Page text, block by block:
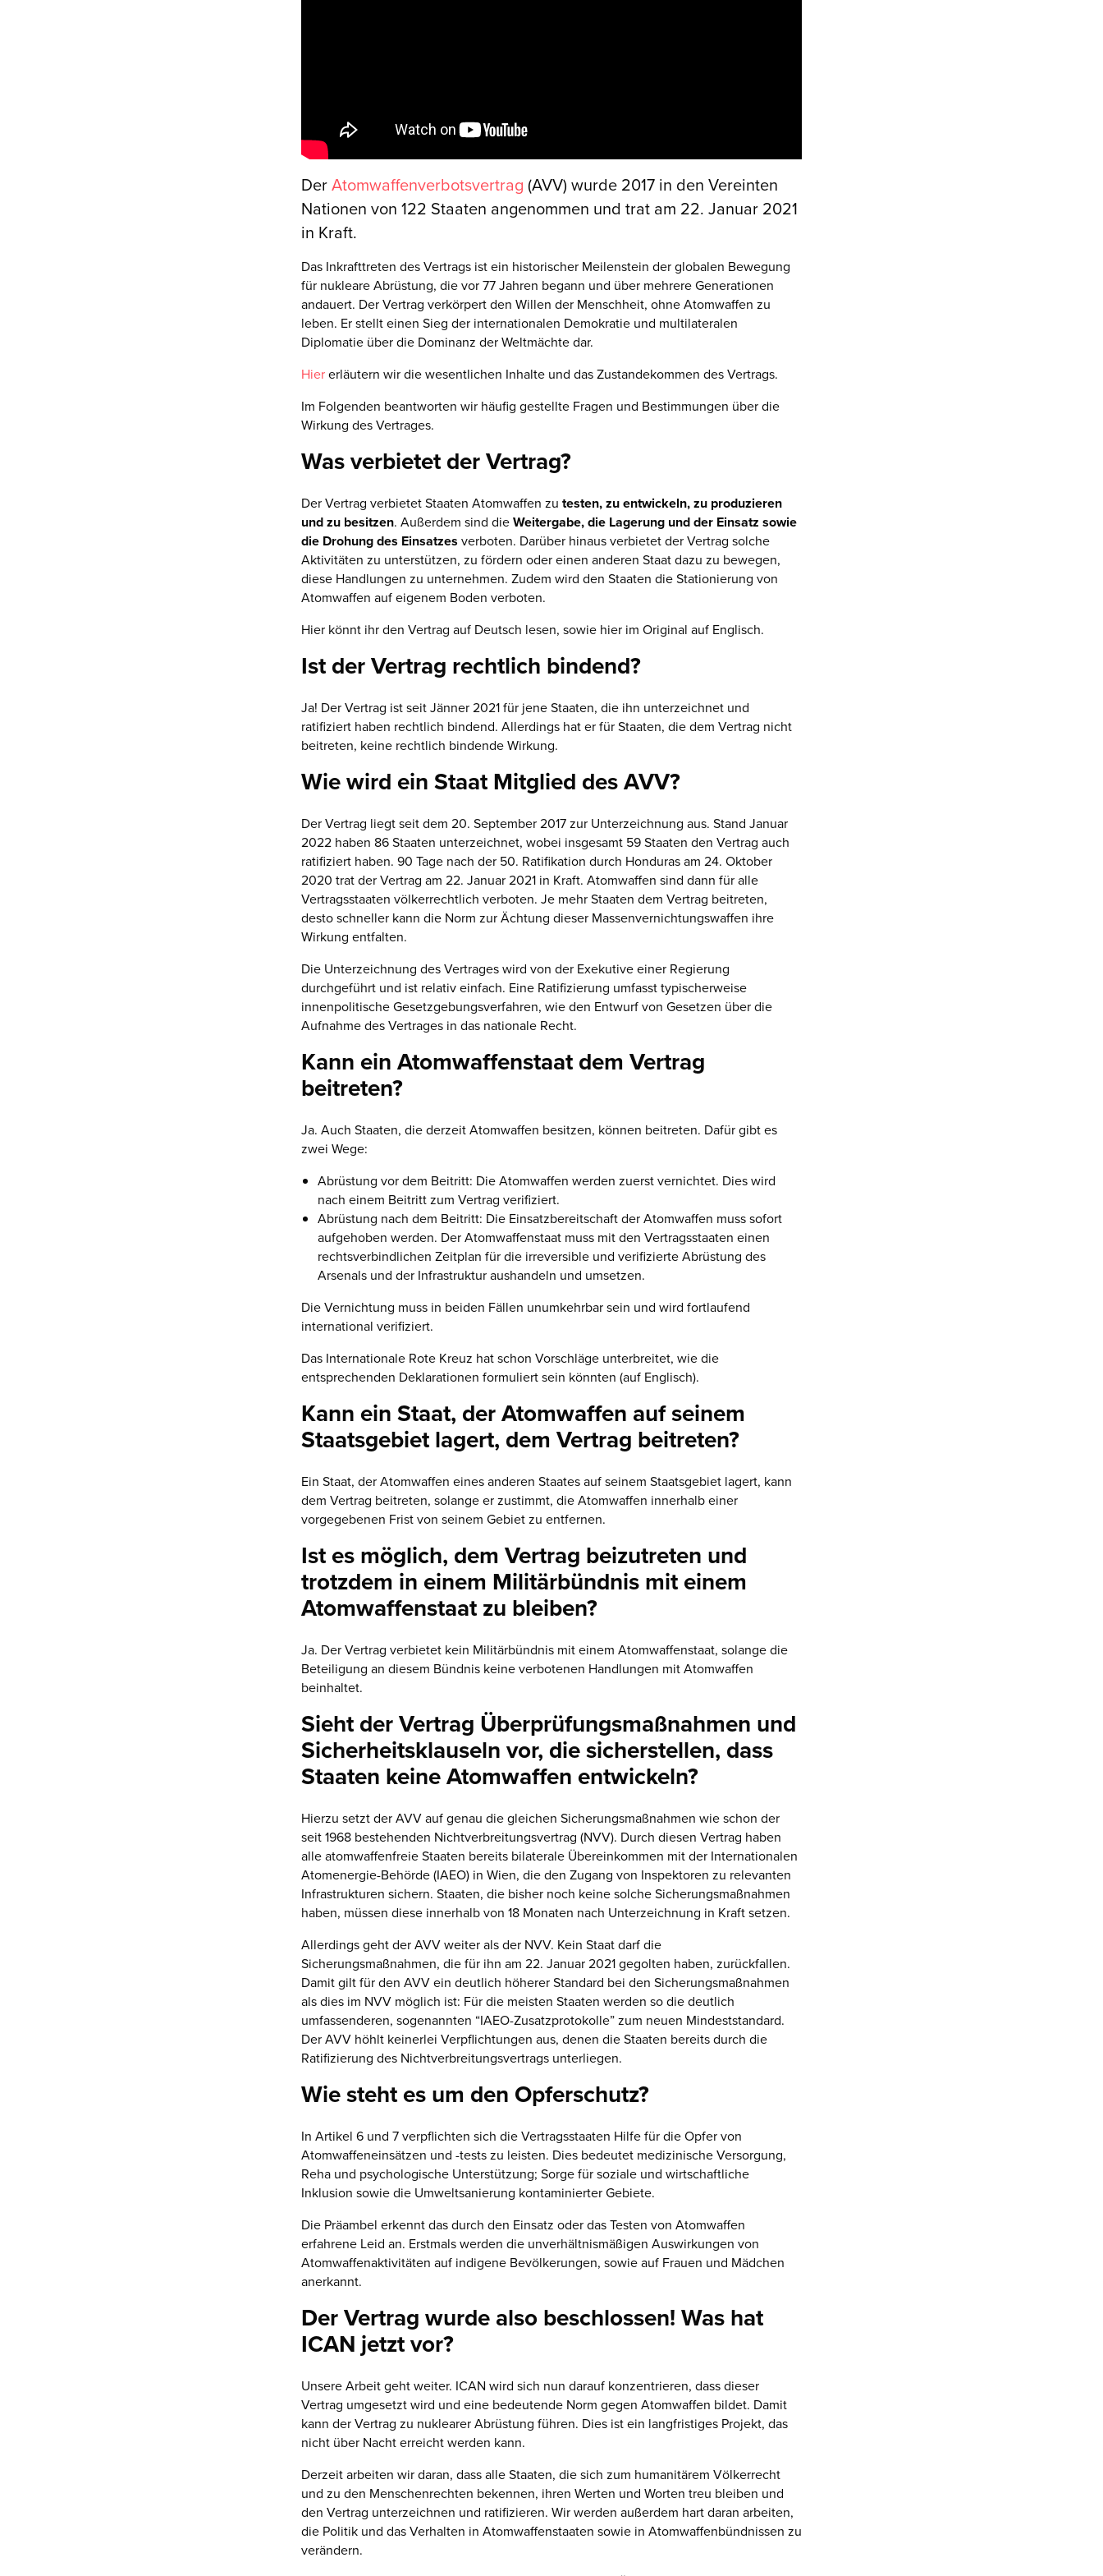
DerAtomwaffenverbotsvertrag (AVV) wurde 2017 in den Vereinten
Nationen von 122 Staaten angenommen und trat am 22. Januar 2021
in Kraft.
Das Inkrafttreten des Vertrags ist ein historischer Meilenstein der globalen Bewegung
für nukleare Abrüstung, die vor 77 Jahren begann und über mehrere Generationen
andauert. Der Vertrag verkörpert den Willen der Menschheit, ohne Atomwaffen zu
leben. Er stellt einen Sieg der internationalen Demokratie und multilateralen
Diplomatie über die Dominanz der Weltmächte dar.
Hiererläutern wir die wesentlichen Inhalte und das Zustandekommen des Vertrags.
Im Folgenden beantworten wir häufig gestellte Fragen und Bestimmungen über die
Wirkung des Vertrages.
Was verbietet der Vertrag?
Der Vertrag verbietet Staaten Atomwaffen zu testen, zu entwickeln, zu produzieren
und zu besitzen. Außerdem sind dieWeitergabe, die Lagerung und der Einsatz sowie
die Drohung des Einsatzes verboten. Darüber hinaus verbietet der Vertrag solche
Aktivitäten zu unterstützen, zu fördern oder einen anderen Staat dazu zu bewegen,
diese Handlungen zu unternehmen. Zudem wird den Staaten die Stationierung von
Atomwaffen auf eigenem Boden verboten.
Hier könnt ihr den Vertrag auf Deutsch lesen, sowie hier im Original auf Englisch.
Ist der Vertrag rechtlich bindend?
Ja! Der Vertrag ist seit Jänner 2021 für jene Staaten, die ihn unterzeichnet und
ratifiziert haben rechtlich bindend. Allerdings hat er für Staaten, die dem Vertrag nicht
beitreten, keine rechtlich bindende Wirkung.
Wie wird ein Staat Mitglied des AVV?
Der Vertrag liegt seit dem 20. September 2017 zur Unterzeichnung aus. Stand Januar
2022 haben 86 Staaten unterzeichnet, wobei insgesamt 59 Staaten den Vertrag auch
ratifiziert haben. 90 Tage nach der 50. Ratifikation durch Honduras am 24. Oktober
2020 trat der Vertrag am 22. Januar 2021 in Kraft. Atomwaffen sind dann für alle
Vertragsstaaten völkerrechtlich verboten. Je mehr Staaten dem Vertrag beitreten,
desto schneller kann die Norm zur Ächtung dieser Massenvernichtungswaffen ihre
Wirkung entfalten.
Die Unterzeichnung des Vertrages wird von der Exekutive einer Regierung
durchgeführt und ist relativ einfach. Eine Ratifizierung umfasst typischerweise
innenpolitische Gesetzgebungsverfahren, wie den Entwurf von Gesetzen über die
Aufnahme des Vertrages in das nationale Recht.
Kann ein Atomwaffenstaat dem Vertrag
beitreten?
Ja. Auch Staaten, die derzeit Atomwaffen besitzen, können beitreten. Dafür gibt es
zwei Wege:
Abrüstung vor dem Beitritt: Die Atomwaffen werden zuerst vernichtet. Dies wird
nach einem Beitritt zum Vertrag verifiziert.
Abrüstung nach dem Beitritt: Die Einsatzbereitschaft der Atomwaffen muss sofort
aufgehoben werden. Der Atomwaffenstaat muss mit den Vertragsstaaten einen
rechtsverbindlichen Zeitplan für die irreversible und verifizierte Abrüstung des
Arsenals und der Infrastruktur aushandeln und umsetzen.
Die Vernichtung muss in beiden Fällen unumkehrbar sein und wird fortlaufend
international verifiziert.
Das Internationale Rote Kreuz hat schon Vorschläge unterbreitet, wie die
entsprechenden Deklarationen formuliert sein könnten (auf Englisch).
Kann ein Staat, der Atomwaffen auf seinem
Staatsgebiet lagert, dem Vertrag beitreten?
Ein Staat, der Atomwaffen eines anderen Staates auf seinem Staatsgebiet lagert, kann
dem Vertrag beitreten, solange er zustimmt, die Atomwaffen innerhalb einer
vorgegebenen Frist von seinem Gebiet zu entfernen.
Ist es möglich, dem Vertrag beizutreten und
trotzdem in einem Militärbündnis mit einem
Atomwaffenstaat zu bleiben?
Ja. Der Vertrag verbietet kein Militärbündnis mit einem Atomwaffenstaat, solange die
Beteiligung an diesem Bündnis keine verbotenen Handlungen mit Atomwaffen
beinhaltet.
Sieht der Vertrag Überprüfungsmaßnahmen und
Sicherheitsklauseln vor, die sicherstellen, dass
Staaten keine Atomwaffen entwickeln?
Hierzu setzt der AVV auf genau die gleichen Sicherungsmaßnahmen wie schon der
seit 1968 bestehenden Nichtverbreitungsvertrag (NVV). Durch diesen Vertrag haben
alle atomwaffenfreie Staaten bereits bilaterale Übereinkommen mit der Internationalen
Atomenergie-Behörde (IAEO) in Wien, die den Zugang von Inspektoren zu relevanten
Infrastrukturen sichern. Staaten, die bisher noch keine solche Sicherungsmaßnahmen
haben, müssen diese innerhalb von 18 Monaten nach Unterzeichnung in Kraft setzen.
Allerdings geht der AVV weiter als der NVV. Kein Staat darf die
Sicherungsmaßnahmen, die für ihn am 22. Januar 2021 gegolten haben, zurückfallen.
Damit gilt für den AVV ein deutlich höherer Standard bei den Sicherungsmaßnahmen
als dies im NVV möglich ist: Für die meisten Staaten werden so die deutlich
umfassenderen, sogenannten “IAEO-Zusatzprotokolle” zum neuen Mindeststandard.
Der AVV höhlt keinerlei Verpflichtungen aus, denen die Staaten bereits durch die
Ratifizierung des Nichtverbreitungsvertrags unterliegen.
Wie steht es um den Opferschutz?
In Artikel 6 und 7 verpflichten sich die Vertragsstaaten Hilfe für die Opfer von
Atomwaffeneinsätzen und -tests zu leisten. Dies bedeutet medizinische Versorgung,
Reha und psychologische Unterstützung; Sorge für soziale und wirtschaftliche
Inklusion sowie die Umweltsanierung kontaminierter Gebiete.
Die Präambel erkennt das durch den Einsatz oder das Testen von Atomwaffen
erfahrene Leid an. Erstmals werden die unverhältnismäßigen Auswirkungen von
Atomwaffenaktivitäten auf indigene Bevölkerungen, sowie auf Frauen und Mädchen
anerkannt.
Der Vertrag wurde also beschlossen! Was hat
ICAN jetzt vor?
Unsere Arbeit geht weiter. ICAN wird sich nun darauf konzentrieren, dass dieser
Vertrag umgesetzt wird und eine bedeutende Norm gegen Atomwaffen bildet. Damit
kann der Vertrag zu nuklearer Abrüstung führen. Dies ist ein langfristiges Projekt, das
nicht über Nacht erreicht werden kann.
Derzeit arbeiten wir daran, dass alle Staaten, die sich zum humanitärem Völkerrecht
und zu den Menschenrechten bekennen, ihren Werten und Worten treu bleiben und
den Vertrag unterzeichnen und ratifizieren. Wir werden außerdem hart daran arbeiten,
die Politik und das Verhalten in Atomwaffenstaaten sowie in Atomwaffenbündnissen zu
verändern.